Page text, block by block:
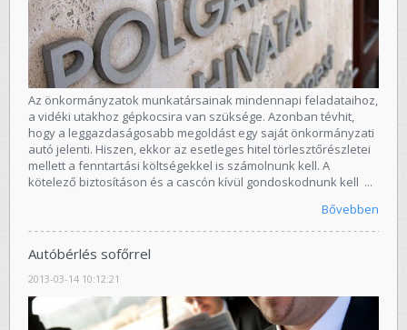
Az önkormányzatok munkatársainak mindennapi feladataihoz,
a vidéki utakhoz gépkocsira van szüksége. Azonban tévhit,
hogy a leggazdaságosabb megoldást egy saját önkormányzati
autó jelenti. Hiszen, ekkor az esetleges hitel törlesztőrészletei
mellett a fenntartási költségekkel is számolnunk kell. A
kötelező biztosításon és a cascón kívül gondoskodnunk kell ...
Bővebben
Autóbérlés sofőrrel
2013-03-14 10:12:21